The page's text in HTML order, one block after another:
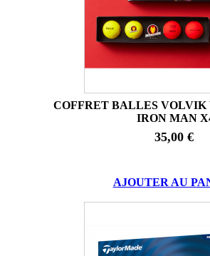
COFFRET BALLES
IRON MAN
35,00 €
AJOUTER AU